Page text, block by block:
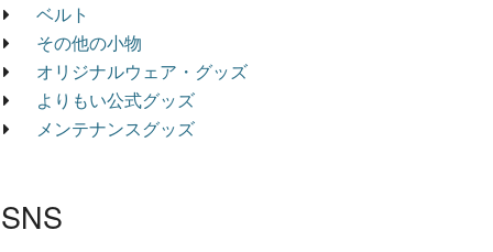
ベルト
その他の小物
オリジナルウェア・グッズ
よりもい公式グッズ
メンテナンスグッズ
SNS